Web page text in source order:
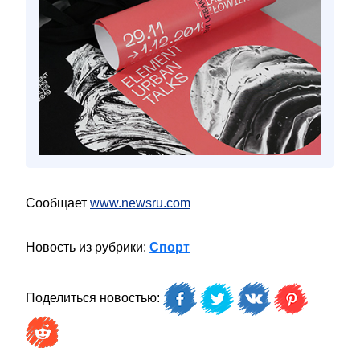
Сообщает www.newsru.com
Новость из рубрики: Спорт
Поделиться новостью: